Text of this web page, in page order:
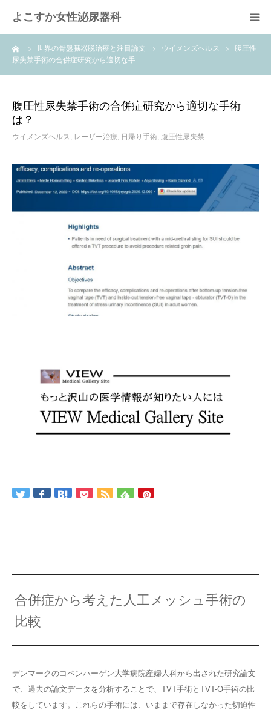
よこすか女性泌尿器科
世界の骨盤臓器脱治療と注目論文 ウイメンズヘルス
腹圧性
尿失禁手術の合併症研究から適切な手…
腹圧性尿失禁手術の合併症研究から適切な手術
は？
ウイメンズヘルス, レーザー治療, 日帰り手術, 腹圧性尿失禁
合併症から考えた人工メッシュ手術の
比較
デンマークのコペンハーゲン大学病院産婦人科から出された研究論文
で、過去の論文データを分析することで、TVT手術とTVT-O手術の比
較をしています。これらの手術には、いままで存在しなかった切迫性
ごあんない
当院のメリット
健康情報